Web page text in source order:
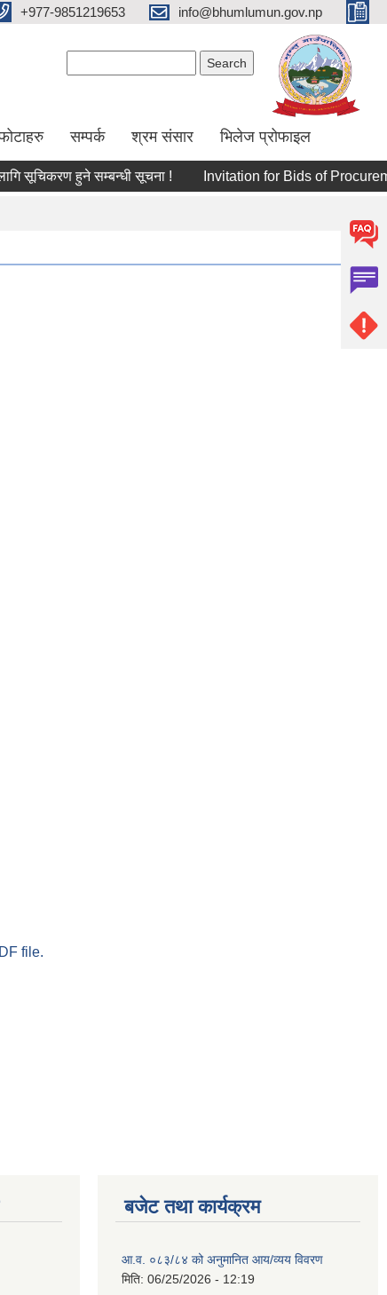
+977-9851219653 info@bhumlumun.gov.np
सम्पर्क श्रम संसार भिलेज प्रोफाइल
सूचिकरण हुने सम्बन्धी सूचना ! Invitation for Bids of
file.
बजेट तथा कार्यक्रम
आ.व. ०८३/८४ को अनुमानित आय/व्यय विवरण
मिति: 06/25/2026 - 12:19